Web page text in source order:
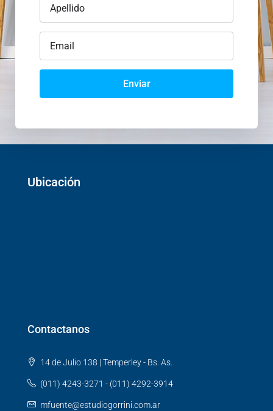
Enviar
Ubicación
Contactanos
14 de Julio 138 | Temperley - Bs. As.
(011) 4243-3271 - (011) 4292-3914
mfuente@estudiogorrini.com.ar